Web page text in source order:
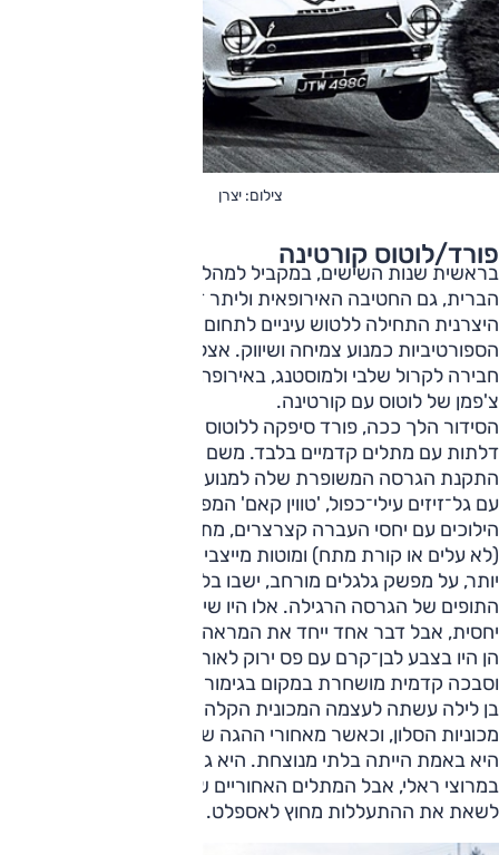
צילום: יצרן
פורד/לוטוס קורטינה
בראשית שנות השישים, במקביל למהלך של פורד בארצות
הברית, גם החטיבה האירופאית וליתר דיוק הזרוע הבריטית של
היצרנית התחילה ללטוש עיניים לתחום המרוצים והמכוניות
הספורטיביות כמנוע צמיחה ושיווק. אצל האמריקאים זו הייתה
חבירה לקרול שלבי ולמוסטנג, באירופה החבירה הייתה לקולין
צ'פמן של לוטוס עם קורטינה.
הסידור הלך ככה, פורד סיפקה ללוטוס מרכב של קורטינה שתי
דלתות עם מתלים קדמיים בלבד. משם לוטוס המשיכה עם
עם גל־זיזים עילי־כפול, 'טווין קאם' המפורסם שלה. ולצידו תיבת
הילוכים עם יחסי העברה קצרצרים, מתלה אחורי עם קפיצי סליל
(לא עלים או קורת מתח) ומוטות מייצבים. מאחורי צמיגים רחבים
יותר, על מפשק גלגלים מורחב, ישבו בלמי דיסק מלפנים במקום
התופים של הגרסה הרגילה. אלו היו שינויים חיצוניים מתונים
יחסית, אבל דבר אחד ייחד את המראה של כל לוטוס קורטינה –
הן היו בצבע לבן־קרם עם פס ירוק לאורך המרכב, פגושי "רבע"
וסבכה קדמית מושחרת במקום בגימור כרום.
בן לילה עשתה לעצמה המכונית הקלה והחזקה שם במרוצי
מכוניות הסלון, וכאשר מאחורי ההגה שלה התיישב ג'ים קלארק,
היא באמת הייתה בלתי מנוצחת. היא גם טבלה את צמיגיה
במרוצי ראלי, אבל המתלים האחוריים שלה לא היו מספיק עמידים
לשאת את ההתעללות מחוץ לאספלט.